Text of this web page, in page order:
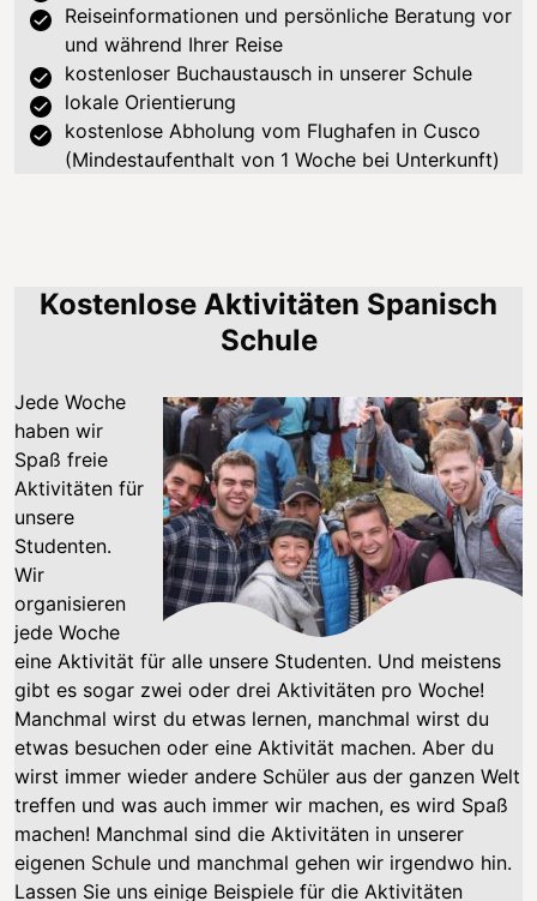
Reiseinformationen und persönliche Beratung vor
und während Ihrer Reise
kostenloser Buchaustausch in unserer Schule
lokale Orientierung
kostenlose Abholung vom Flughafen in Cusco
(Mindestaufenthalt von 1 Woche bei Unterkunft)
Kostenlose Aktivitäten Spanisch
Schule
Jede Woche
haben wir
Spaß freie
Aktivitäten für
unsere
Studenten.
Wir
organisieren
jede Woche
eine Aktivität für alle unsere Studenten. Und meistens
gibt es sogar zwei oder drei Aktivitäten pro Woche!
Manchmal wirst du etwas lernen, manchmal wirst du
etwas besuchen oder eine Aktivität machen. Aber du
wirst immer wieder andere Schüler aus der ganzen Welt
treffen und was auch immer wir machen, es wird Spaß
machen! Manchmal sind die Aktivitäten in unserer
eigenen Schule und manchmal gehen wir irgendwo hin.
Lassen Sie uns einige Beispiele für die Aktivitäten